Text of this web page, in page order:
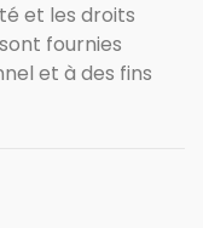
et les droits
fournies
et à des fins